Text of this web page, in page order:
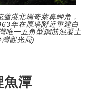
港北端奇萊鼻岬角，
年在原塔附近重建白
唯一五角型鋼筋混凝土
觀光局)
魚潭